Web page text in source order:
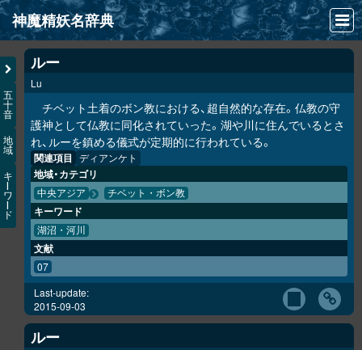
神魔精妖名辞典
NEWS
INFO
文献
検索
凖項目
画像資料便覧
LINK
五
十
音
地
域
キ
ワ
ド
ルー
Lu
チベット土着のボン教における、超自然的な存在。仏教の守
護神として仏教に同化されていった。湖や川に住んでいるとさ
れ、ルーを鎮める儀式が定期的に行われている。
関連項目 ディアンケト
地域・カテゴリ
中央アジア チベット・ボン教
キーワード
湖沼・河川
文献
07
Last-update:
2015-09-03
ルー